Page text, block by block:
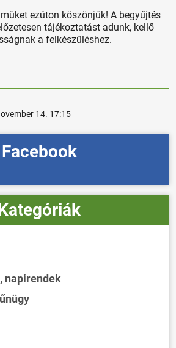
ezúton köszönjük! A begyűjtés
tájékoztatást adunk, kellő
a felkészüléshez.
14. 17:15
Facebook
napirendek